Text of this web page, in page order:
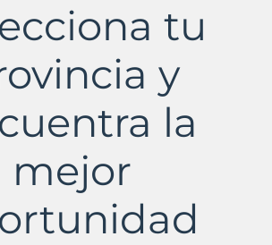
tu
y
la
mejor